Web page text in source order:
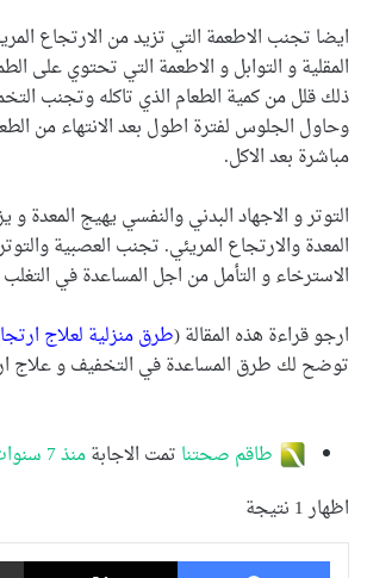
ايضا تجنب الاطعمة التي تزيد من الارتجاع
المقلية و التوابل و الاطعمة التي تحتوي على
ذلك قلل من كمية الطعام الذي تاكله وتجنب
وحاول الجلوس لفترة اطول بعد الانتهاء من
مباشرة بعد الاكل.
التوتر و الاجهاد البدني والنفسي يهيج المعدة
المعدة والارتجاع المريئي. تجنب العصبية
الاسترخاء و التأمل من اجل المساعدة في
ارجو قراءة هذه المقالة (طرق منزلية لعلاج
توضح لك طرق المساعدة في التخفيف و علاج
طاقم صحتنا تمت الاجابةمنذ 7 سنوات
اظهار 1 نتيجة
فيسبوك ‫X